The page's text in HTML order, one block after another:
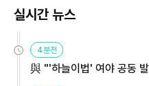
실시간 뉴스
4분전
與 "'하늘이법' 여야 공동